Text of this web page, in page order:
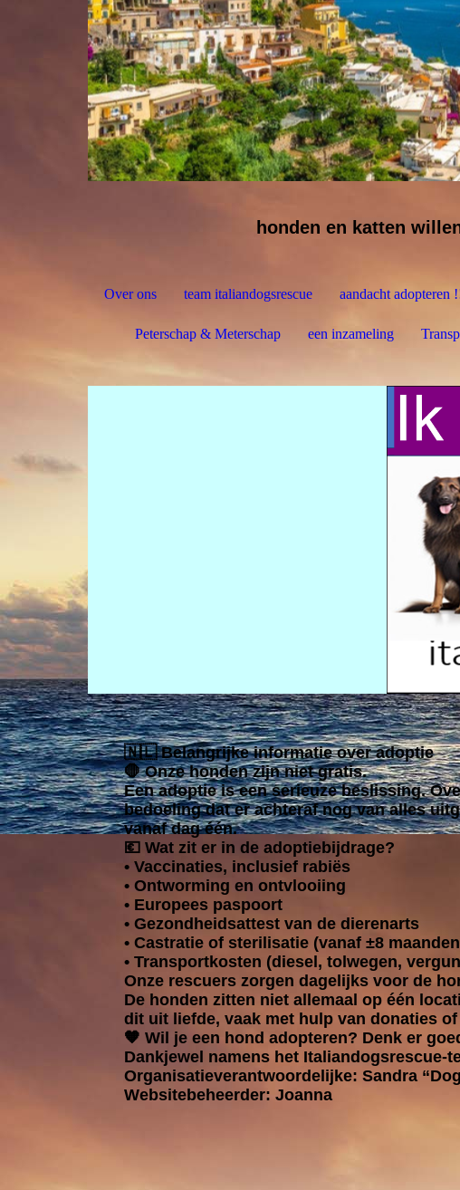
honden en katten
Over ons team italiandogsrescue aandacht adopteren
Peterschap & Meterschap een inzameling
🇳🇱 Belangrijke informatie over adoptie
🛑 Onze honden zijn niet gratis.
Een adoptie is een serieuze beslissing.
bedoeling dat er achteraf nog van alles
vanaf dag één.
💶 Wat zit er in de adoptiebijdrage?
• Vaccinaties, inclusief rabiës
• Ontworming en ontvlooiing
• Europees paspoort
• Gezondheidsattest van de dierenarts
• Castratie of sterilisatie (vanaf ±8
• Transportkosten (diesel, tolwegen,
Onze rescuers zorgen dagelijks voor de
De honden zitten niet allemaal op één
dit uit liefde, vaak met hulp van donaties
🧡 Wil je een hond adopteren? Denk er
Dankjewel namens het Italiandogsrescue-
Organisatieverantwoordelijke: Sandra
Websitebeheerder: Joanna